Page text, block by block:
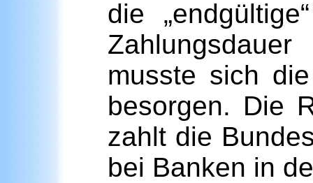
die
musste sich
besorgen. Die
zahlt die
bei Banken in